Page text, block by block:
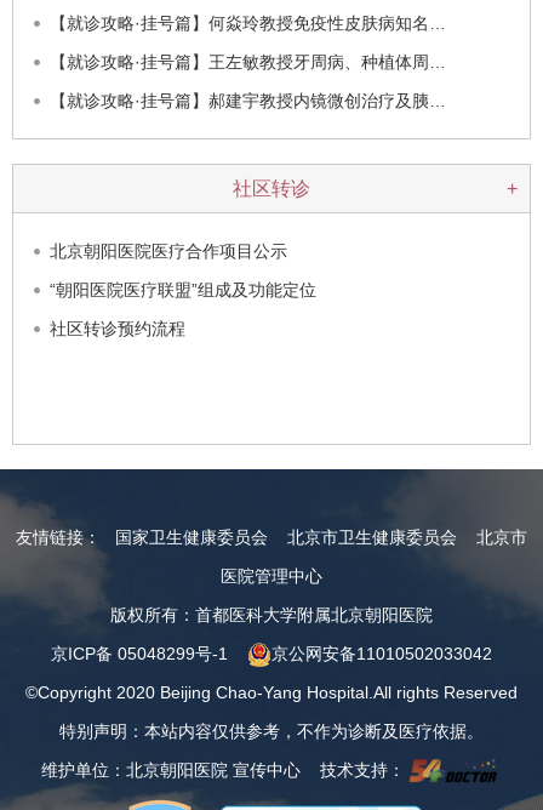
【就诊攻略·挂号篇】何焱玲教授免疫性皮肤病知名…
【就诊攻略·挂号篇】王左敏教授牙周病、种植体周…
【就诊攻略·挂号篇】郝建宇教授内镜微创治疗及胰…
社区转诊 +
北京朝阳医院医疗合作项目公示
“朝阳医院医疗联盟”组成及功能定位
社区转诊预约流程
友情链接： 国家卫生健康委员会 北京市卫生健康委员会
北京市
医院管理中心
版权所有：首都医科大学附属北京朝阳医院
京ICP备 05048299号-1
京公网安备11010502033042
©Copyright 2020 Beijing Chao-Yang Hospital.All rights Reserved
特别声明：本站内容仅供参考，不作为诊断及医疗依据。
维护单位：北京朝阳医院 宣传中心 技术支持：